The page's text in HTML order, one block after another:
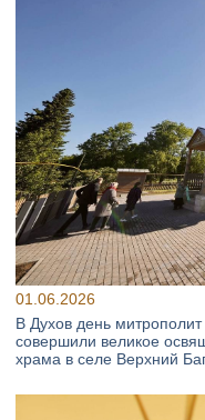
01.06.2026
В Духов день
совершили великое
храма в селе Верхний